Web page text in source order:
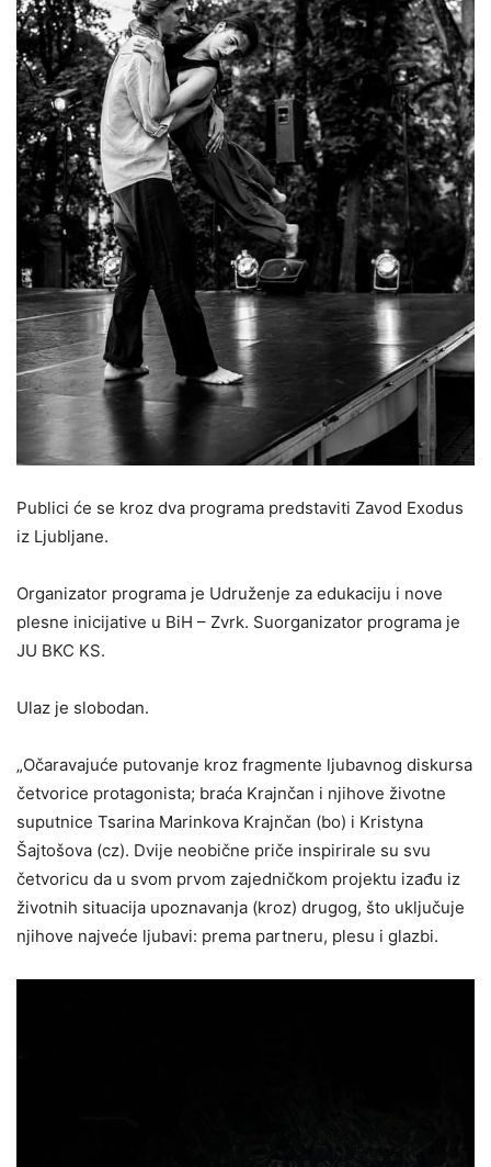
Publici će se kroz dva programa predstaviti Zavod Exodus
iz Ljubljane.
Organizator programa je Udruženje za edukaciju i nove
plesne inicijative u BiH – Zvrk. Suorganizator programa je
JU BKC KS.
Ulaz je slobodan.
„Očaravajuće putovanje kroz fragmente ljubavnog diskursa
četvorice protagonista; braća Krajnčan i njihove životne
suputnice Tsarina Marinkova Krajnčan (bo) i Kristyna
Šajtošova (cz). Dvije neobične priče inspirirale su svu
četvoricu da u svom prvom zajedničkom projektu izađu iz
životnih situacija upoznavanja (kroz) drugog, što uključuje
njihove najveće ljubavi: prema partneru, plesu i glazbi.